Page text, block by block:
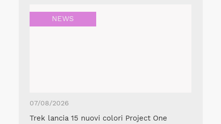
NEWS
07/08/2026
Trek lancia 15 nuovi colori Project One